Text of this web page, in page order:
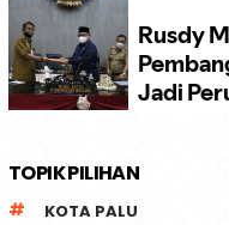
TOPIK PILIHAN
KOTA PALU